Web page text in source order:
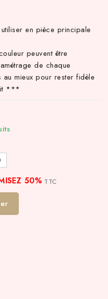
métropolitaine ! À
en pièce principale
peuvent être
de chaque
mieux pour rester fidèle
***
50% TTC